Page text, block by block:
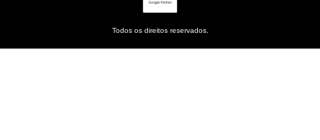
Todos os direitos reservados.